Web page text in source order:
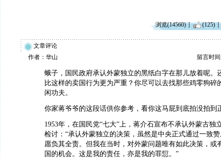
浏览(14560) (125)
文章评论
作者：华山
留言时间
蛾子，国民政府承认外蒙独立的黑纸白字在那儿放着呢。
比这样的卖国行为更为严重？你尽可以去找那些鸡零狗碎
闲功夫。
你家蒋爷爷的这段话供你参考，看你这马屁到底拍没拍到
1953年，在国民党“七大”上，蒋介石宣布不承认外蒙古独
检讨：“承认外蒙独立的决策，虽然是中央正式通过一致
愿负其全责。但我在当时，对外蒙问题唯有如此决策，或
国的机会。这是我的责任，亦是我的罪愆。”